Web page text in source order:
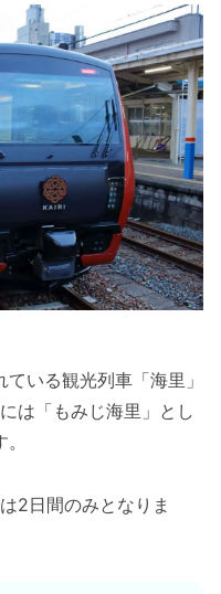
いる観光列車「海里」
は「もみじ海里」とし
2日間のみとなりま